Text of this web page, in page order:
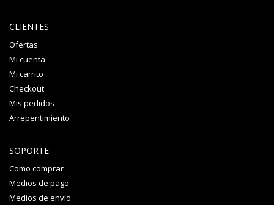
CLIENTES
Ofertas
Mi cuenta
Mi carrito
Checkout
Mis pedidos
Arrepentimiento
SOPORTE
Como comprar
Medios de pago
Medios de envío